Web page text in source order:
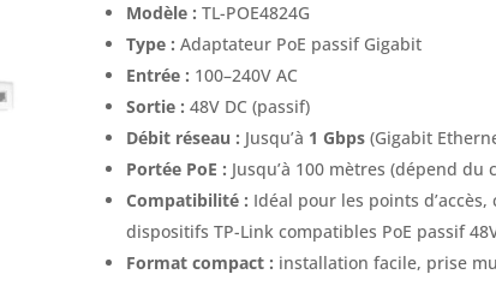
Modèle : TL-POE4824G
Type : Adaptateur PoE passif Gigabit
Entrée : 100–240V AC
Sortie : 48V DC (passif)
Débit réseau : Jusqu’à 1 Gbps (Gigabit
Portée PoE : Jusqu’à 100 mètres (dépend
Compatibilité : Idéal pour les points
dispositifs TP-Link compatibles PoE passif
Format compact : installation facile, prise